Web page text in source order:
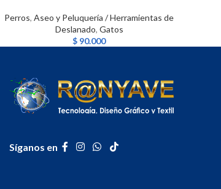
Perros,Aseo y Peluquería / Herramientas de
Deslanado, Gatos
$ 90.000
Síganos en